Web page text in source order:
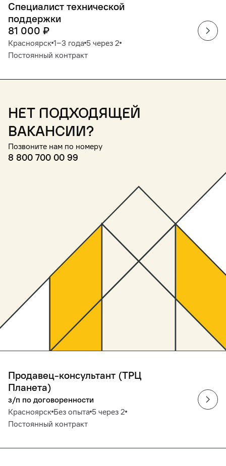
Специалист технической
поддержки
81 000 ₽
Красноярск 1‒3 года 5 через 2
Постоянный контракт
Нет подходящей
вакансии?
Позвоните нам по номеру
8 800 700 00 99
Продавец-консультант (ТРЦ
Планета)
з/п по договоренности
Красноярск Без опыта 5 через 2
Постоянный контракт